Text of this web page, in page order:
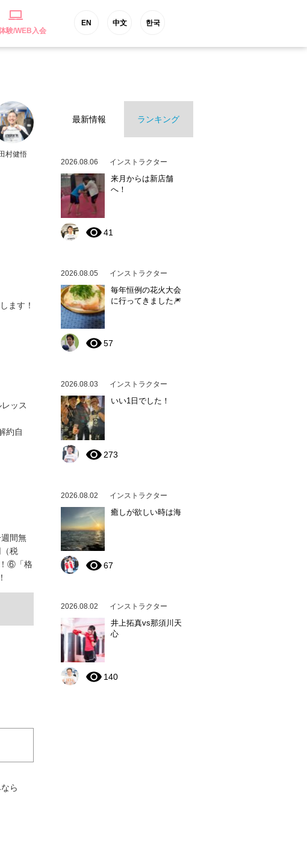
験/WEB入会
EN 中文 한국
田村健悟
ます！
ッス
約自
間無
税
⑥「格
ら
最新情報 ランキング
2026.08.06 インストラクター
来月からは新店舗
へ！
41
2026.08.05 インストラクター
毎年恒例の花火大会
に行ってきました🎆
57
2026.08.03 インストラクター
いい1日でした！
273
2026.08.02 インストラクター
癒しが欲しい時は海
67
2026.08.02 インストラクター
井上拓真vs那須川天
心
140